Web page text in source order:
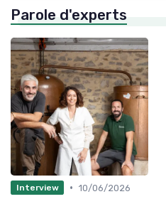
Parole d'experts
Interview • 10/06/2026